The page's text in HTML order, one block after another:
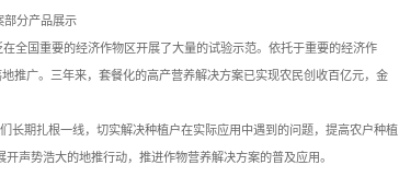
部分产品展示
全国重要的经济作物区开展了大量的试验示范。依托于重要的经济作
推广。三年来，套餐化的高产营养解决方案已实现农民创收百亿元，金
长期扎根一线，切实解决种植户在实际应用中遇到的问题，提高农户种植
声势浩大的地推行动，推进作物营养解决方案的普及应用。